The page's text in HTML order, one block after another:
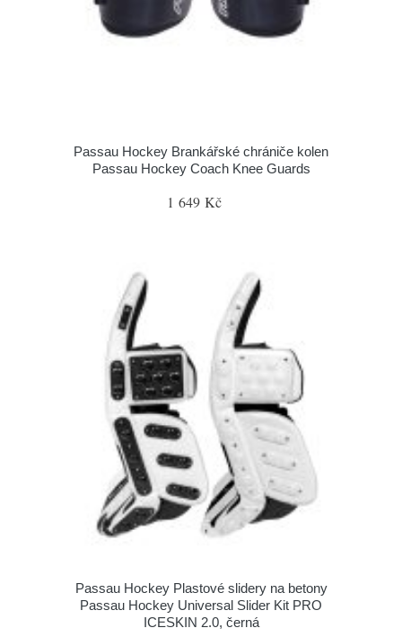
Passau Hockey Brankářské chrániče kolen
Passau Hockey Coach Knee Guards
1 649 Kč
Passau Hockey Plastové slidery na betony
Passau Hockey Universal Slider Kit PRO
ICESKIN 2.0, černá